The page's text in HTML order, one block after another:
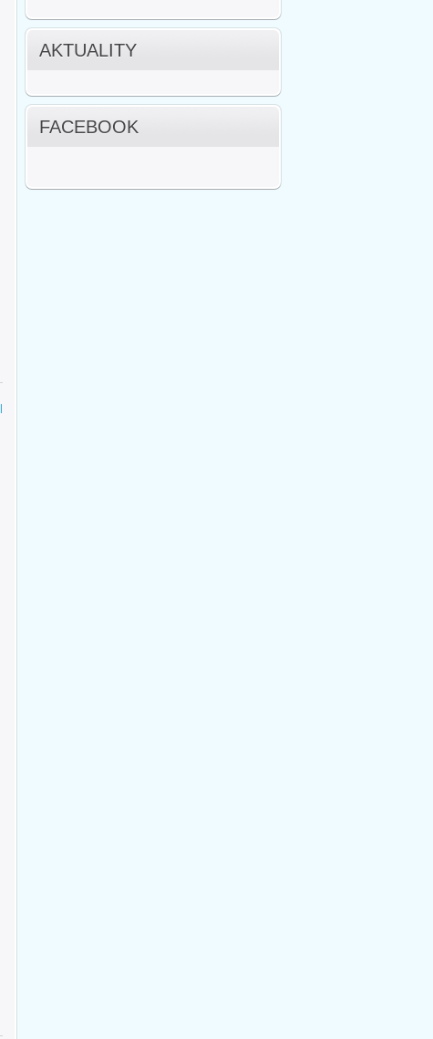
AKTUALITY
FACEBOOK